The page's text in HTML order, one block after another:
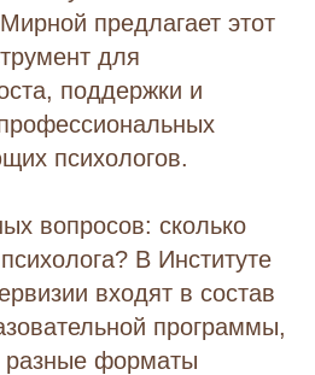
предлагает этот
для
поддержки и
психологов.
вопросов: сколько
В Институте
входят в состав
программы,
разные форматы